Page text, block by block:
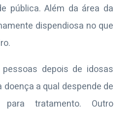
pública. Além da área da
dispendiosa no que
depois de idosas
a qual despende de
tratamento. Outro